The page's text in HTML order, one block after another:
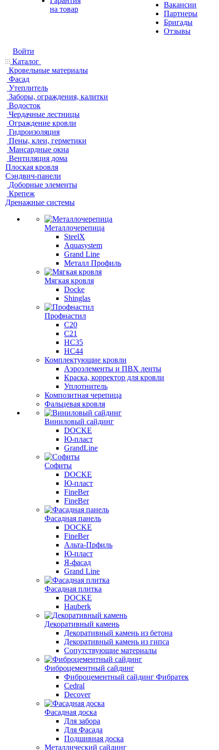
на товар
Вакансии
Партнеры
Бригады
Отзывы
Войти
Каталог
Кровельные материалы
Фасад
Утеплитель
Заборы, ограждения, калитки
Водосток
Чердачные лестницы
Ограждение кровли
Гидроизоляция
Пены, клеи, герметики
Мансардные окна
Вентиляция дома
Плоская кровля
Сэндвич-панели
Доборные элементы
Крепеж
Дренажные системы
Металлочерепица
SteelX
Aquasystem
Grand Line
Металл Профиль
Мягкая кровля
Docke
Shinglas
Профнастил
C20
C21
НС35
НС44
Комплектующие кровли
Аэроэлементы и ПВХ ленты
Краска, корректор для кровли
Уплотнитель
Композитная черепица
Фальцевая кровля
Виниловый сайдинг
DOCKE
Ю-пласт
GrandLine
Софиты
DOCKE
Ю-пласт
FineBer
FineBer
Фасадная панель
DOCKE
FineBer
Альта-Прфиль
Ю-пласт
Я-фасад
Grand Line
Фасадная плитка
DOCKE
Hauberk
Декоративный камень
Декоративный камень из бетона
Декоративный камень из гипса
Сопутствующие материалы
Фиброцементный сайдинг
Фиброцементный сайдинг Фибратек
Cedral
Decover
Фасадная доска
Для забора
Для Фасада
Подшивная доска
Металлический сайдинг